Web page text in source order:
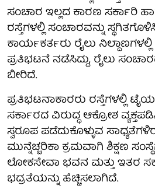
ಸಂಚಾರ ಇಲ್ಲದ ಕಾರಣ ಸರ್ಕಾರಿ
ರಸ್ತೆಗಳಲ್ಲಿ ಸಂಚಾರವನ್ನು
ಕಾರ್ಯಕರ್ತರು ರೈಲು
ಪ್ರತಿಭಟನೆ ನಡೆಸಿದ್ದು, ರೈಲು
ಬೀರಿದೆ.
ಪ್ರತಿಭಟನಾಕಾರರು ರಸ್ತೆಗಳಲ್ಲಿ
ಸರ್ಕಾರದ ವಿರುದ್ಧ ಆಕ್ರೋಶ
ಸ್ವರೂಪ ಪಡೆದುಕೊಳ್ಳುವ
ಮುನ್ನೆಚ್ಚರಿಕಾ ಕ್ರಮವಾಗಿ ಶಿಕ್ಷಣ
ಲೋಕಸೇವಾ ಭವನ ಮತ್ತು ಇತರ
ಭದ್ರತೆಯನ್ನು ಹೆಚ್ಚಿಸಲಾಗಿದೆ.